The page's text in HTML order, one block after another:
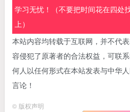
学习无忧！（不要把时间花在四处
上）
本站内容均转载于互联网，并不代
容侵犯了原著者的合法权益，可联
何人以任何形式在本站发表与中华
言论！
© 版权声明